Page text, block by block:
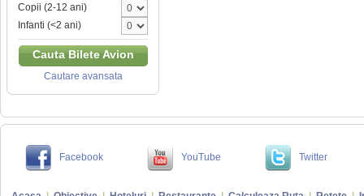
Copii (2-12 ani)
Infanti (<2 ani)
Cauta Bilete Avion
Cautare avansata
Facebook YouTube Twitter